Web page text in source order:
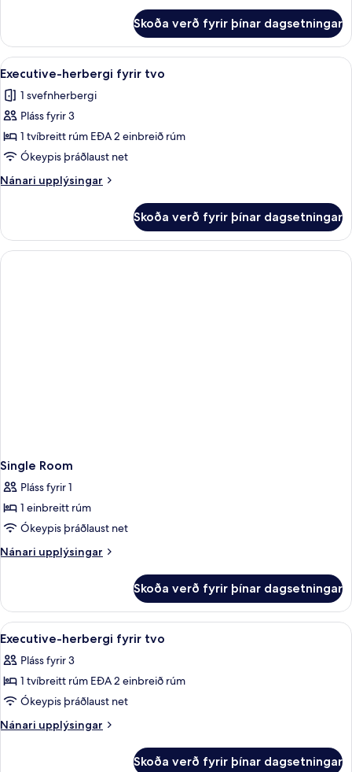
Dog
Room
Skoða verð fyrir þínar dagsetningar
Skoða
allar
myndir
fyrir
Executive-
herbergi
fyrir
tvo
Executive-herbergi fyrir tvo |
6
Executive-herbergi fyrir tvo
1 svefnherbergi
Pláss fyrir 3
1 tvíbreitt rúm EÐA 2 einbreið rúm
Ókeypis þráðlaust net
Nánari upplýsingar
Nánari
herbergi
fyrir
tvo
Skoða verð fyrir þínar dagsetningar
Single Room
Pláss fyrir 1
1 einbreitt rúm
Ókeypis þráðlaust net
Nánari upplýsingar
Nánari
Room
Skoða verð fyrir þínar dagsetningar
Skoða
allar
myndir
fyrir
Executive-
herbergi
Executive-herbergi fyrir tvo |
12
Executive-herbergi fyrir tvo
Pláss fyrir 3
1 tvíbreitt rúm EÐA 2 einbreið rúm
Ókeypis þráðlaust net
Nánari upplýsingar
Nánari
Skoða verð fyrir þínar dagsetningar